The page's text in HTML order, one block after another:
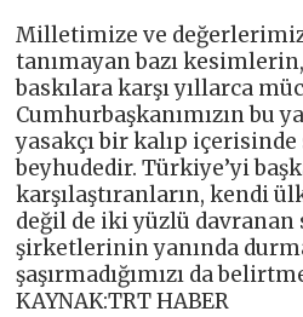
Milletimize ve
tanımayan bazı
baskılara karşı yıllarca
Cumhurbaşkanımızın bu
yasakçı bir kalıp içerisinde
beyhudedir. Türkiye’yi
karşılaştıranların, kendi
değil de iki yüzlü davranan
şirketlerinin yanında
şaşırmadığımızı da
KAYNAK:TRT HABER